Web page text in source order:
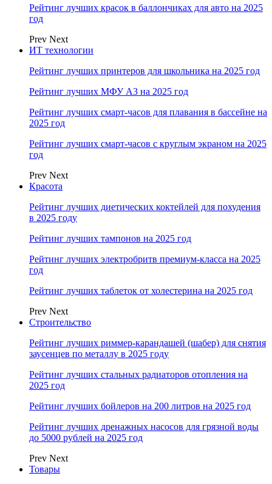
Рейтинг лучших красок в баллончиках для авто на 2025
год
Prev Next
ИТ технологии
Рейтинг лучших принтеров для школьника на 2025 год
Рейтинг лучших МФУ А3 на 2025 год
Рейтинг лучших смарт-часов для плавания в бассейне на
2025 год
Рейтинг лучших смарт-часов с круглым экраном на 2025
год
Prev Next
Красота
Рейтинг лучших диетических коктейлей для похудения
в 2025 году
Рейтинг лучших тампонов на 2025 год
Рейтинг лучших электробритв премиум-класса на 2025
год
Рейтинг лучших таблеток от холестерина на 2025 год
Prev Next
Строительство
Рейтинг лучших риммер-карандашей (шабер) для снятия
заусенцев по металлу в 2025 году
Рейтинг лучших стальных радиаторов отопления на
2025 год
Рейтинг лучших бойлеров на 200 литров на 2025 год
Рейтинг лучших дренажных насосов для грязной воды
до 5000 рублей на 2025 год
Prev Next
Товары